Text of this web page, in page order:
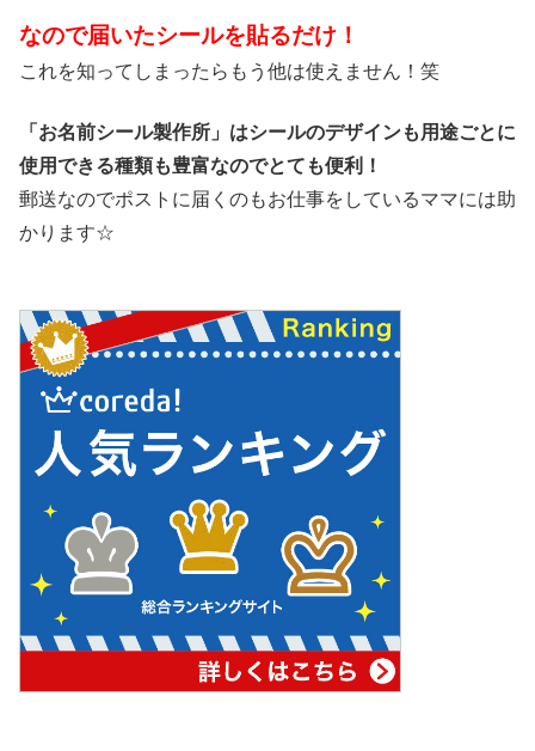
なので届いたシールを貼るだけ！
これを知ってしまったらもう他は使えません！笑
「お名前シール製作所」はシールのデザインも用途ごとに
使用できる種類も豊富なのでとても便利！
郵送なのでポストに届くのもお仕事をしているママには助
かります☆